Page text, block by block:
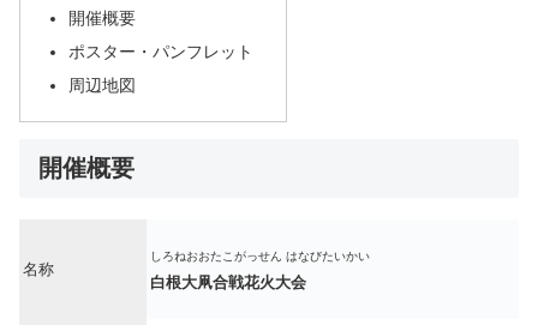
開催概要
ポスター・パンフレット
周辺地図
開催概要
名称
しろねおおたこがっせん はなびたいかい
白根大凧合戦花火大会